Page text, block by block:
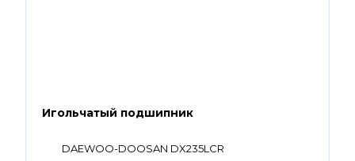
Игольчатый подшипник
DAEWOO-DOOSAN DX235LCR